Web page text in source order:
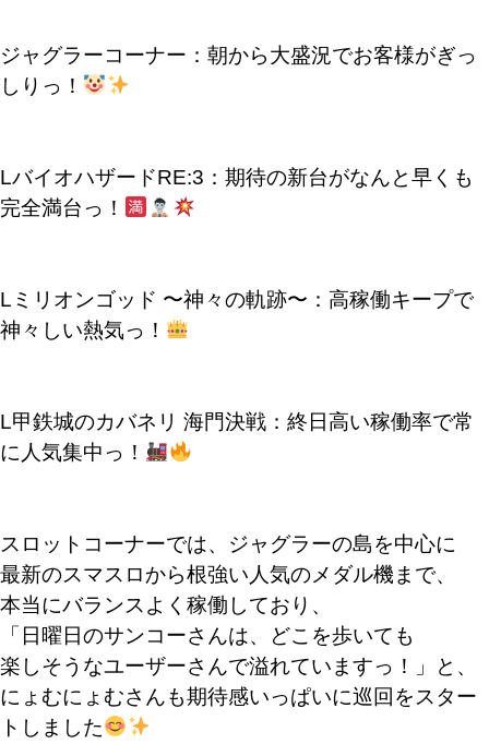
ジャグラーコーナー：朝から大盛況でお客様がぎっ
しりっ！
LバイオハザードRE:3：期待の新台がなんと早くも
完全満台っ！
Lミリオンゴッド 〜神々の軌跡〜：高稼働キープで
神々しい熱気っ！
L甲鉄城のカバネリ 海門決戦：終日高い稼働率で常
に人気集中っ！
スロットコーナーでは、ジャグラーの島を中心に
最新のスマスロから根強い人気のメダル機まで、
本当にバランスよく稼働しており、
「日曜日のサンコーさんは、どこを歩いても
楽しそうなユーザーさんで溢れていますっ！」と、
にょむにょむさんも期待感いっぱいに巡回をスター
トしました